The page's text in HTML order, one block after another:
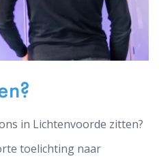
in Lichtenvoorde zitten?
toelichting naar